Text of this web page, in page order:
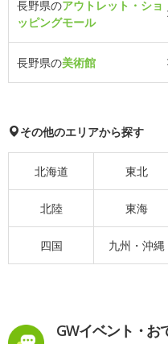
長野県のアウトレット・ショ
ッピングモール
長野県の美術館
その他のエリアから探す
北海道 東北
北陸 東海
四国 九州・沖縄
GWイベント・お